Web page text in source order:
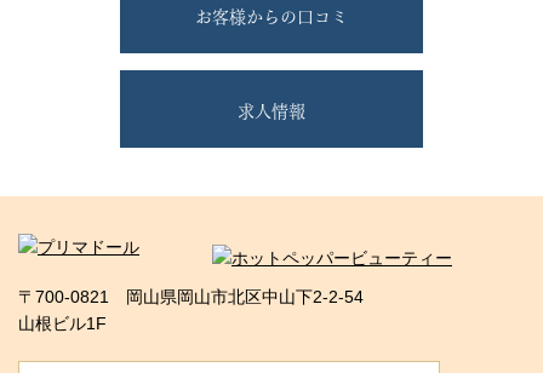
お客様からの口コミ
求人情報
〒700-0821 岡山県岡山市北区中山下2-2-54
山根ビル1F